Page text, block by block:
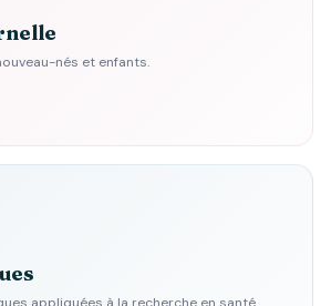
nés et enfants.